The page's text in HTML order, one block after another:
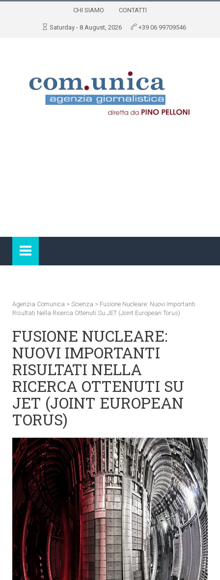
CHI SIAMO CONTATTI
Saturday - 8 August, 2026 +39 06 99709546
Agenzia Comunica > Scienza > Fusione Nucleare: Nuovi Importanti
Risultati Nella Ricerca Ottenuti Su JET (Joint European Torus)
FUSIONE NUCLEARE:
NUOVI IMPORTANTI
RISULTATI NELLA
RICERCA OTTENUTI SU
JET (JOINT EUROPEAN
TORUS)